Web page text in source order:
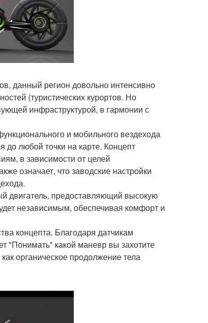
данный регион довольно интенсивно
(туристических курортов. Но
инфраструктурой, в гармонии с
и мобильного вездехода
до любой точки на карте. Концепт
в зависимости от целей
означает, что заводские настройки
двигатель, предоставляющий высокую
независимым, обеспечивая комфорт и
концепта. Благодаря датчикам
"Понимать" какой маневр вы захотите
органическое продолжение тела